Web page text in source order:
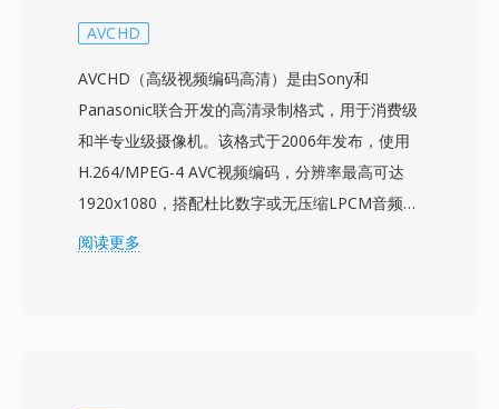
AVCHD
AVCHD（高级视频编码高清）是由Sony和
Panasonic联合开发的高清录制格式，用于消费级
和半专业级摄像机。该格式于2006年发布，使用
H.264/MPEG-4 AVC视频编码，分辨率最高可达
1920x1080，搭配杜比数字或无压缩LPCM音频，
存储在MPEG-2传输流容器中。AVCHD设计可配
阅读更多